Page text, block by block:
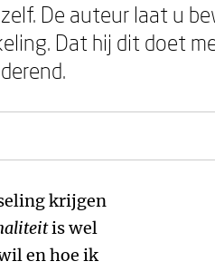
De auteur laat u
Dat hij dit doet
krijgen
is wel
en hoe ik